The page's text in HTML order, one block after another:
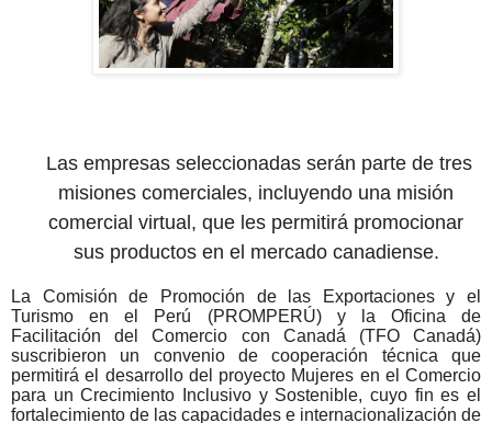
Las empresas seleccionadas serán parte de tres
misiones comerciales, incluyendo una misión
comercial virtual, que les permitirá promocionar
sus productos en el mercado canadiense.
La Comisión de Promoción de las Exportaciones y el
Turismo en el Perú (PROMPERÚ) y la Oficina de
Facilitación del Comercio con Canadá (TFO Canadá)
suscribieron un convenio de cooperación técnica que
permitirá el desarrollo del proyecto Mujeres en el Comercio
para un Crecimiento Inclusivo y Sostenible, cuyo fin es el
fortalecimiento de las capacidades e internacionalización de